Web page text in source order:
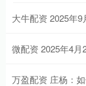
大牛配资 2025年
微配资 2025年4
万盈配资 庄杨：